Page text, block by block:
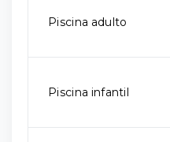
Piscina adulto
Piscina infantil